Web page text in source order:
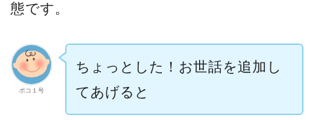
態です。
ポコ１号
ちょっとした！お世話を追加し
てあげると